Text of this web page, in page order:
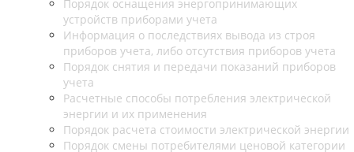
Порядок оснащения энергопринимающих
устройств приборами учета
Информация о последствиях вывода из строя
приборов учета, либо отсутствия приборов учета
Порядок снятия и передачи показаний приборов
учета
Расчетные способы потребления электрической
энергии и их применения
Порядок расчета стоимости электрической энергии
Порядок смены потребителями ценовой категории